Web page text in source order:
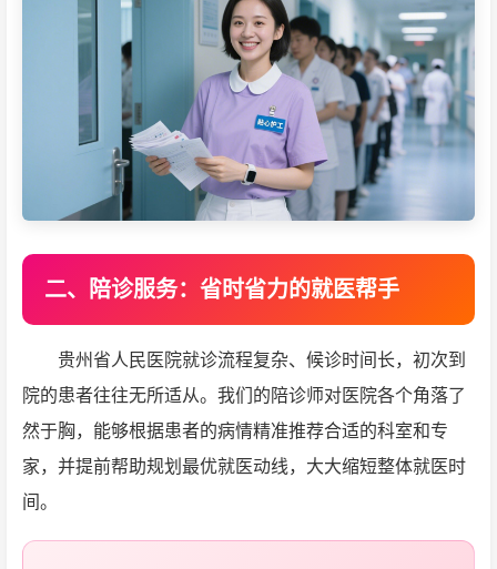
二、陪诊服务：省时省力的就医帮手
贵州省人民医院就诊流程复杂、候诊时间长，初次到
院的患者往往无所适从。我们的陪诊师对医院各个角落了
然于胸，能够根据患者的病情精准推荐合适的科室和专
家，并提前帮助规划最优就医动线，大大缩短整体就医时
间。